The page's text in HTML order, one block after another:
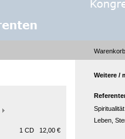
1 CD 12,00 €
Weitere /
Spiritualität
Leben,